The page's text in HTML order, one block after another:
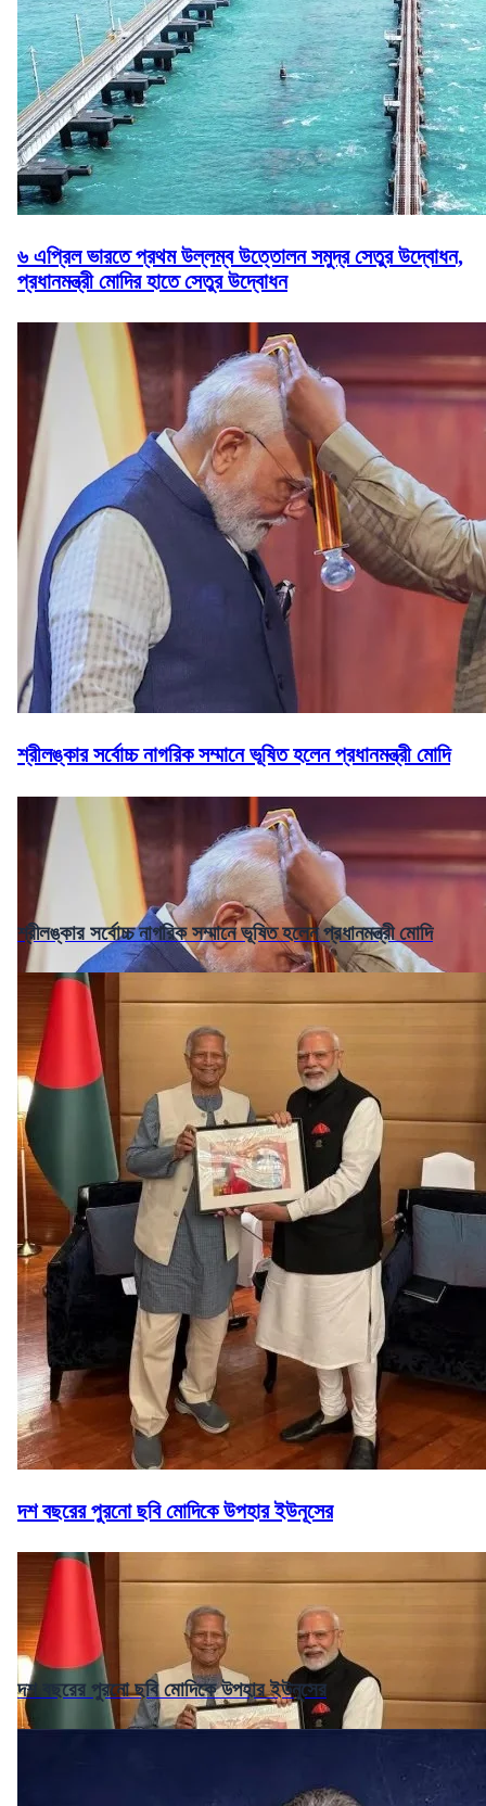
৬ এপ্রিল ভারতে প্রথম উল্লম্ব উত্তোলন সমুদ্র সেতুর উদ্বোধন,
প্রধানমন্ত্রী মোদির হাতে সেতুর উদ্বোধন
শ্রীলঙ্কার সর্বোচ্চ নাগরিক সম্মানে ভূষিত হলেন প্রধানমন্ত্রী মোদি
শ্রীলঙ্কার সর্বোচ্চ নাগরিক সম্মানে ভূষিত হলেন প্রধানমন্ত্রী মোদি
দশ বছরের পুরনো ছবি মোদিকে উপহার ইউনূসের
দশ বছরের পুরনো ছবি মোদিকে উপহার ইউনূসের